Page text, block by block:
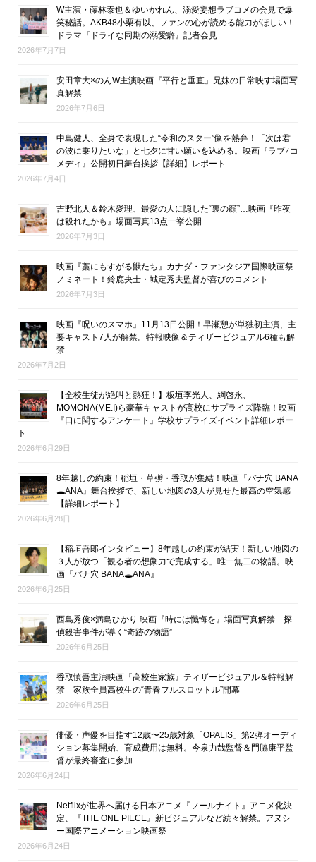
W主演・藤林泰也＆ゆいかれん、溺愛妄想ラブコメの会見で爆
笑秘話。AKB48小栗有以、ファンの心が読める能力がほしい！
ドラマ『ドライな同期の溺愛癖』記者会見
2026年7月7日
安田章大×のんW主演映画『平行と垂直』兄妹の日常映す場面写
真解禁
2026年7月6日
中島健人、全身で表現した“令和のスター”像を熱弁！「次は君
の波に乗りたいな」と七夕に甘い願いを込める。映画『ラブ≠コ
メディ』公開初日舞台挨拶【詳細】レポート
2026年7月4日
吉野北人＆鈴木愛理、最愛の人に隠した“裏の顔”…映画『昨夜
は殺れたかも』場面写真13点一挙公開
2026年7月3日
映画『藁にもすがる獣たち』カナダ・ファンタジア国際映画祭
ノミネート！鈴鹿央士・城定秀夫監督が喜びのコメント
2026年7月3日
映画『呪いのスマホ』11月13日公開！早瀬憩が単独初主演、主
要キャスト7人が解禁。特報映像＆ティザービジュアル6種も解
禁
2026年7月2日
【全校生徒が絶叫と熱狂！】板垣李光人、綱啓永、
MOMONA(ME:I)ら豪華キャストが高校にサプライズ降臨！映画
『口に関するアンケート』学校サプライズイベント詳細レポー
ト
2026年6月29日
8年越しの約束！稲垣・草彅・香取が集結！映画『バナ穴 BANA
🕳ANA』舞台挨拶で、新しい地図の3人が見せた最高の空気感
【詳細レポート】
2026年6月28日
【稲垣吾郎インタビュー】8年越しの約束が結実！新しい地図の
３人が放つ「観る者の想像力で完成する」唯一無二の物語。映
画『バナ穴 BANA🕳ANA』
2026年6月25日
西島秀俊×満島ひかり 映画『時には懺悔を』場面写真解禁 探
偵殺害事件が導く“奇跡の物語”
2026年6月25日
香取慎吾主演映画『高校生家族』ティザービジュアル＆特報解
禁 家族全員高校生の“青春フルスロットル”開幕
2026年6月25日
俳優・声優を目指す12歳〜25歳対象「OPALIS」第2弾オーディ
ション募集開始、育成費用は無料。今泉力哉監督＆門脇康平監
督が最終審査に参加
2026年6月24日
Netflixが世界へ届ける日本アニメ『フールナイト』アニメ化決
定、『THE ONE PIECE』新ビジュアルなど続々解禁。アヌシ
ー国際アニメーション映画祭
2026年6月24日